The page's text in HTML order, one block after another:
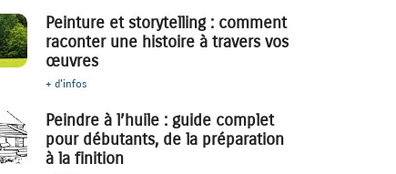
Peinture et storytelling : comment
raconter une histoire à travers vos
œuvres
+ d'infos
Peindre à l’huile : guide complet
pour débutants, de la préparation
à la finition